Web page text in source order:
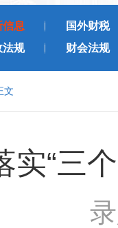
信息
国外财税
法规 财会法规
文
实“三